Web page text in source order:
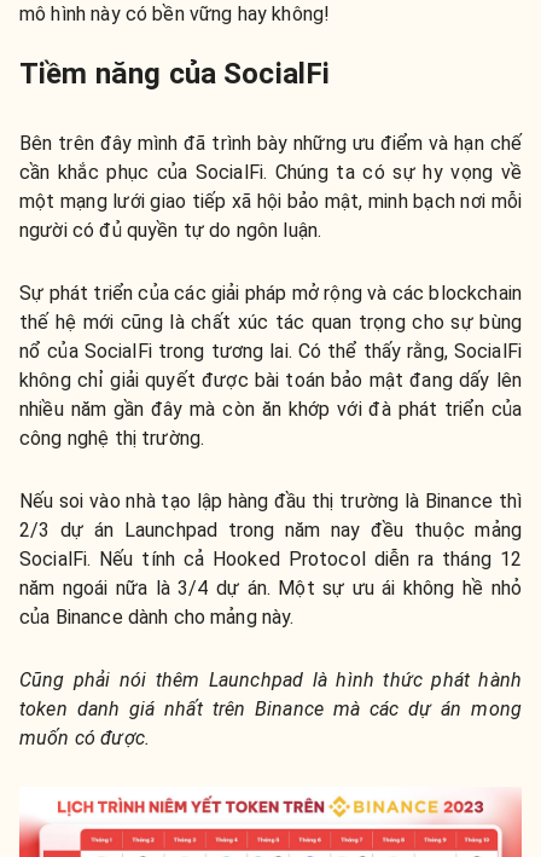
mô hình này có bền vững hay không!
Tiềm năng của SocialFi
Bên trên đây mình đã trình bày những ưu điểm và hạn chế
cần khắc phục của SocialFi. Chúng ta có sự hy vọng về
một mạng lưới giao tiếp xã hội bảo mật, minh bạch nơi mỗi
người có đủ quyền tự do ngôn luận.
Sự phát triển của các giải pháp mở rộng và các blockchain
thế hệ mới cũng là chất xúc tác quan trọng cho sự bùng
nổ của SocialFi trong tương lai. Có thể thấy rằng, SocialFi
không chỉ giải quyết được bài toán bảo mật đang dấy lên
nhiều năm gần đây mà còn ăn khớp với đà phát triển của
công nghệ thị trường.
Nếu soi vào nhà tạo lập hàng đầu thị trường là Binance thì
2/3 dự án Launchpad trong năm nay đều thuộc mảng
SocialFi. Nếu tính cả Hooked Protocol diễn ra tháng 12
năm ngoái nữa là 3/4 dự án. Một sự ưu ái không hề nhỏ
của Binance dành cho mảng này.
Cũng phải nói thêm Launchpad là hình thức phát hành
token danh giá nhất trên Binance mà các dự án mong
muốn có được.